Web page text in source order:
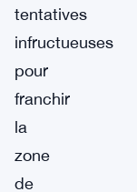
tentatives
infructueuses
pour
franchir
la
zone
de